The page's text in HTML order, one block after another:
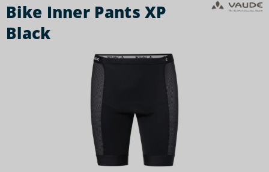
Bike Inner Pants XP
Black